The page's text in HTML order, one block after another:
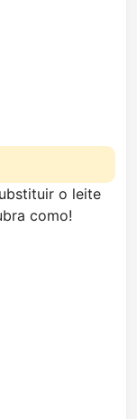
o leite
como!